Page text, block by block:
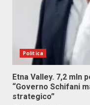
Politica
Etna Valley. 7,2 mln
“Governo Schifani
strategico”